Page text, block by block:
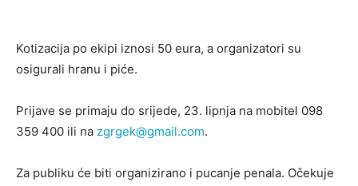
Kotizacija po ekipi iznosi 50 eura, a organizatori su
osigurali hranu i piće.
Prijave se primaju do srijede, 23. lipnja na mobitel 098
359 400 ili na zgrgek@gmail.com.
Za publiku će biti organizirano i pucanje penala. Očekuje